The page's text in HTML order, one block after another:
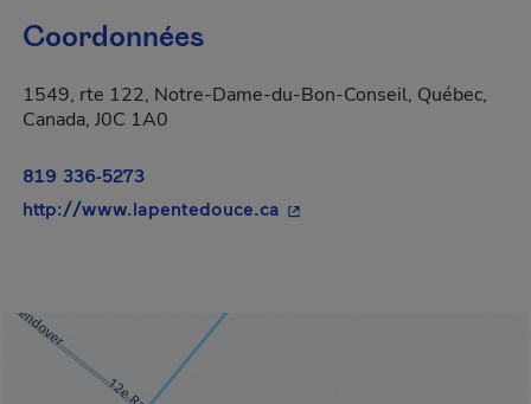
Coordonnées
1549, rte 122, Notre-Dame-du-Bon-Conseil, Québec,
Canada, J0C 1A0
819 336-5273
http://www.lapentedouce.ca - Cet hyperlien s'ouvrira